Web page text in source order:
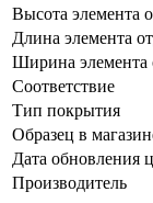
Высота элемента
Длина элемента
Ширина элемента
Соответствие
Тип покрытия
Образец в
Дата обновления
Производитель